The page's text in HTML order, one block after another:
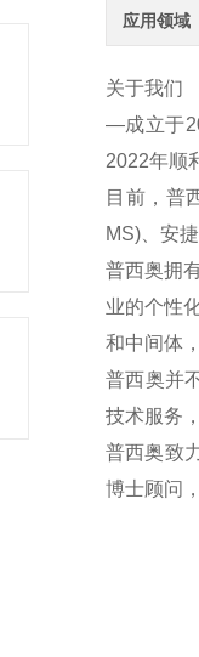
应用领域
关于我们
—成立于
2022年顺
目前，普
MS)、安
普西奥拥
业的个性
和中间体
普西奥并
技术服务
普西奥致
博士顾问